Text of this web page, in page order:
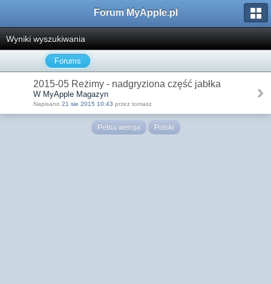
Forum MyApple.pl
Wyniki wyszukiwania
Forums
2015-05 Reżimy - nadgryziona część jabłka
W MyApple Magazyn
Napisano 21 sie 2015 10:43 przez tomasz
Pełna wersja Polski